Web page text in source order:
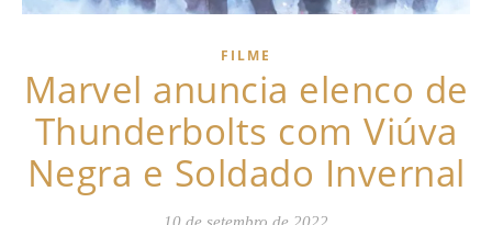
FILME
Marvel anuncia elenco de
Thunderbolts com Viúva
Negra e Soldado Invernal